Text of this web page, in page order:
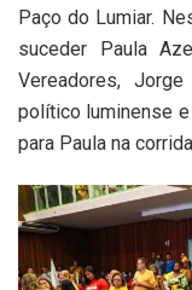
Paço do Lumiar.
suceder Paula
Vereadores,
político luminense
para Paula na